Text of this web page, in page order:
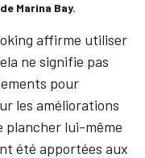
Marina Bay.
affirme utiliser
ne signifie pas
pour
les améliorations
plancher lui-même
été apportées aux